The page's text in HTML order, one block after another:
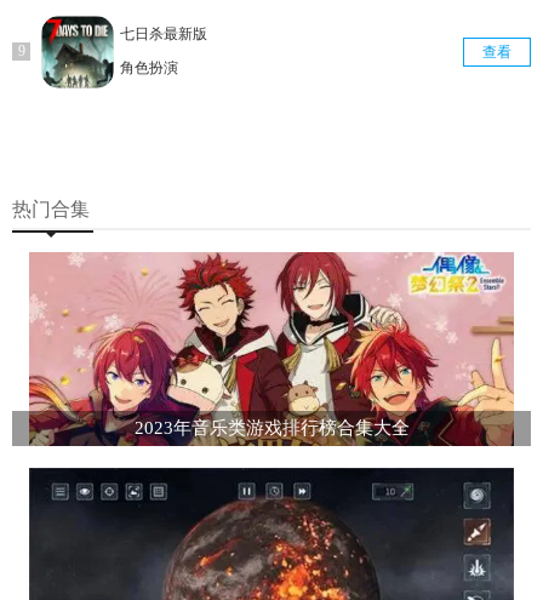
七日杀最新版
角色扮演
查看
热门合集
2023年音乐类游戏排行榜合集大全